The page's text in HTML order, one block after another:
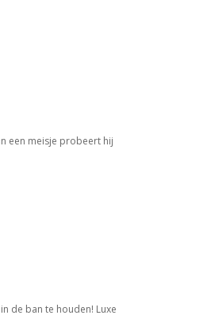
een meisje probeert hij
de ban te houden! Luxe